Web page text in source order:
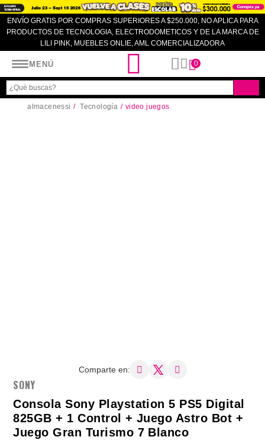
ENVÍO GRATIS POR COMPRAS SUPERIORES A $250.000, NO APLICA PARA
PRODUCTOS DE TECNOLOGIA, ELECTRODOMETICOS Y DE LA MARCA DE
LILI PINK, MUEBLES ONLIE, AML COMERCIALIZADORA
MENÚ
Almacenes SI
0
almacenessi Tecnología video juegos
Comparte en:
SONY
Consola Sony Playstation 5 PS5 Digital
825GB + 1 Control + Juego Astro Bot +
Juego Gran Turismo 7 Blanco